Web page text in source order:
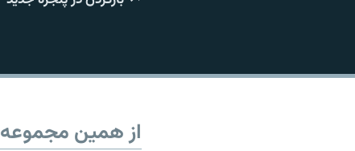
از همین مجموعه